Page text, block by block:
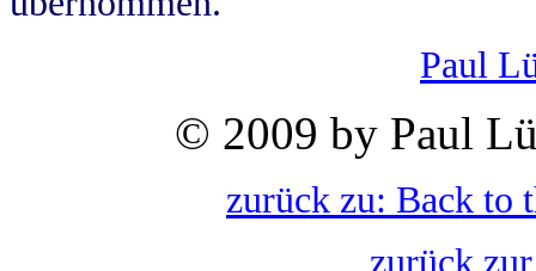
Paul
© 2009 by Paul
zurück zu: Back to
zurück